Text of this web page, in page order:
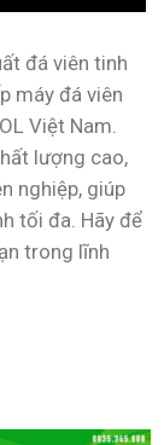
đá viên tinh
máy đá viên
Việt Nam.
lượng cao,
nghiệp, giúp
tối đa. Hãy để
trong lĩnh